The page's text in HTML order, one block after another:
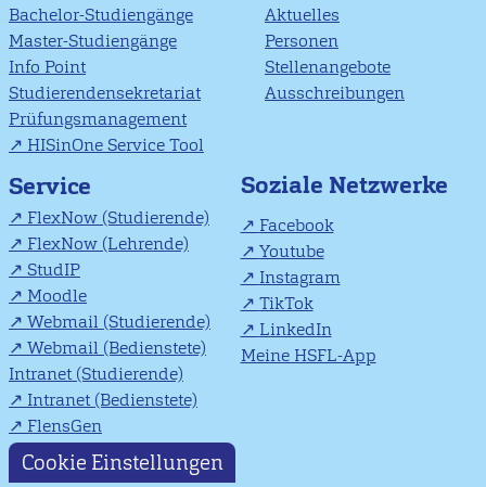
Bachelor-Studiengänge
Master-Studiengänge
Info Point
Studierendensekretariat
Prüfungsmanagement
HISinOne Service Tool
Aktuelles
Personen
Stellenangebote
Ausschreibungen
Service
FlexNow (Studierende)
FlexNow (Lehrende)
StudIP
Moodle
Webmail (Studierende)
Webmail (Bedienstete)
Intranet (Studierende)
Intranet (Bedienstete)
FlensGen
Soziale Netzwerke
Facebook
Youtube
Instagram
TikTok
LinkedIn
Meine HSFL-App
Cookie Einstellungen